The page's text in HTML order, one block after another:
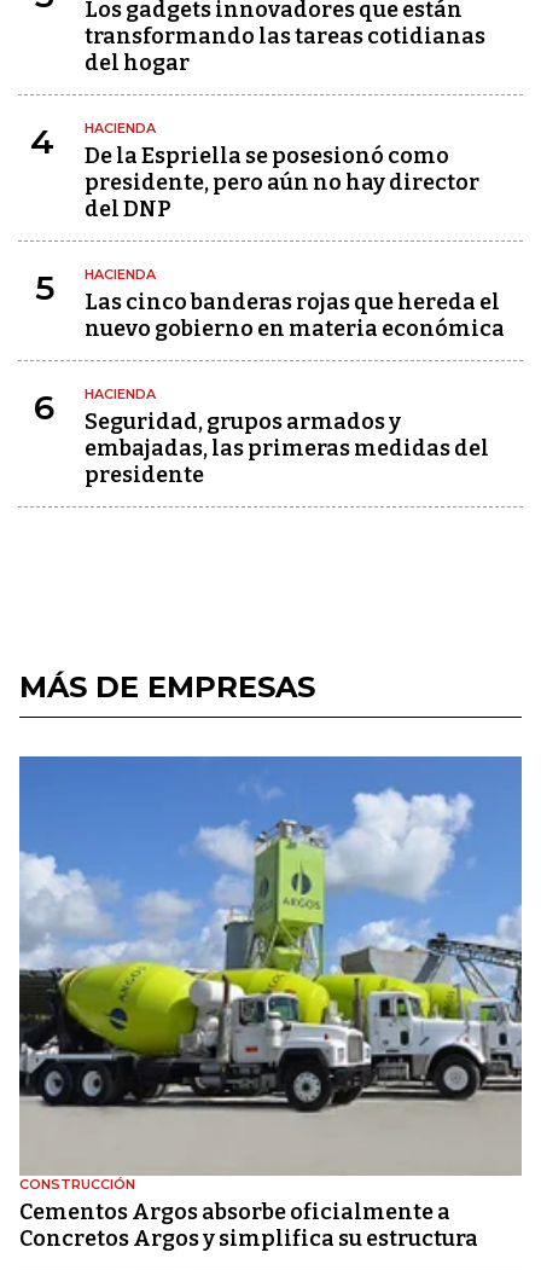
Los gadgets innovadores que están
transformando las tareas cotidianas
del hogar
4 HACIENDA
De la Espriella se posesionó como
presidente, pero aún no hay director
del DNP
5 HACIENDA
Las cinco banderas rojas que hereda el
nuevo gobierno en materia económica
6 HACIENDA
Seguridad, grupos armados y
embajadas, las primeras medidas del
presidente
MÁS DE EMPRESAS
CONSTRUCCIÓN
Cementos Argos absorbe oficialmente a
Concretos Argos y simplifica su estructura